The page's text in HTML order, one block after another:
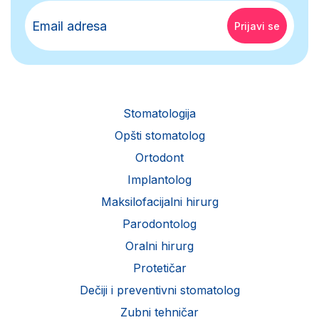
Stomatologija
Opšti stomatolog
Ortodont
Implantolog
Maksilofacijalni hirurg
Parodontolog
Oralni hirurg
Protetičar
Dečiji i preventivni stomatolog
Zubni tehničar